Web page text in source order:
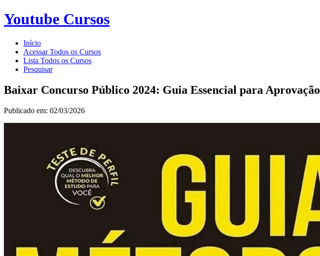
Youtube Cursos
Início
Acessar Todos os Cursos
Lista Todos os Cursos
Pesquisar
Baixar Concurso Público 2024: Guia Essencial para Aprovação
Publicado em: 02/03/2026